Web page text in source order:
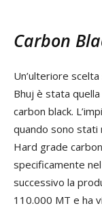
Carbon
Un’ulteriore
Bhuj è stata
carbon black.
quando sono stati
Hard grade
specificamente
successivo la
110.000 MT e ha